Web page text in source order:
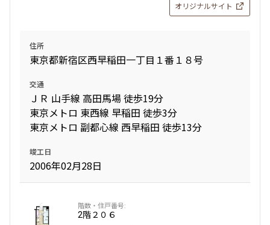
オリジナルサイト
住所
東京都新宿区西早稲田一丁目１番１８号
交通
ＪＲ 山手線 高田馬場 徒歩19分
東京メトロ 東西線 早稲田 徒歩3分
東京メトロ 副都心線 西早稲田 徒歩13分
竣工日
2006年02月28日
2階２０６